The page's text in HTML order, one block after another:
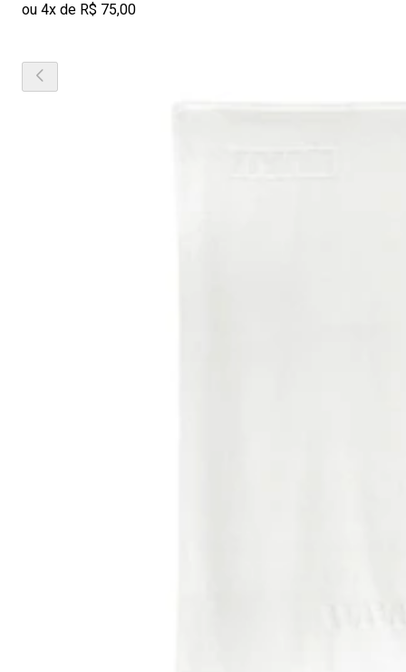
ou 4x de R$ 75,00